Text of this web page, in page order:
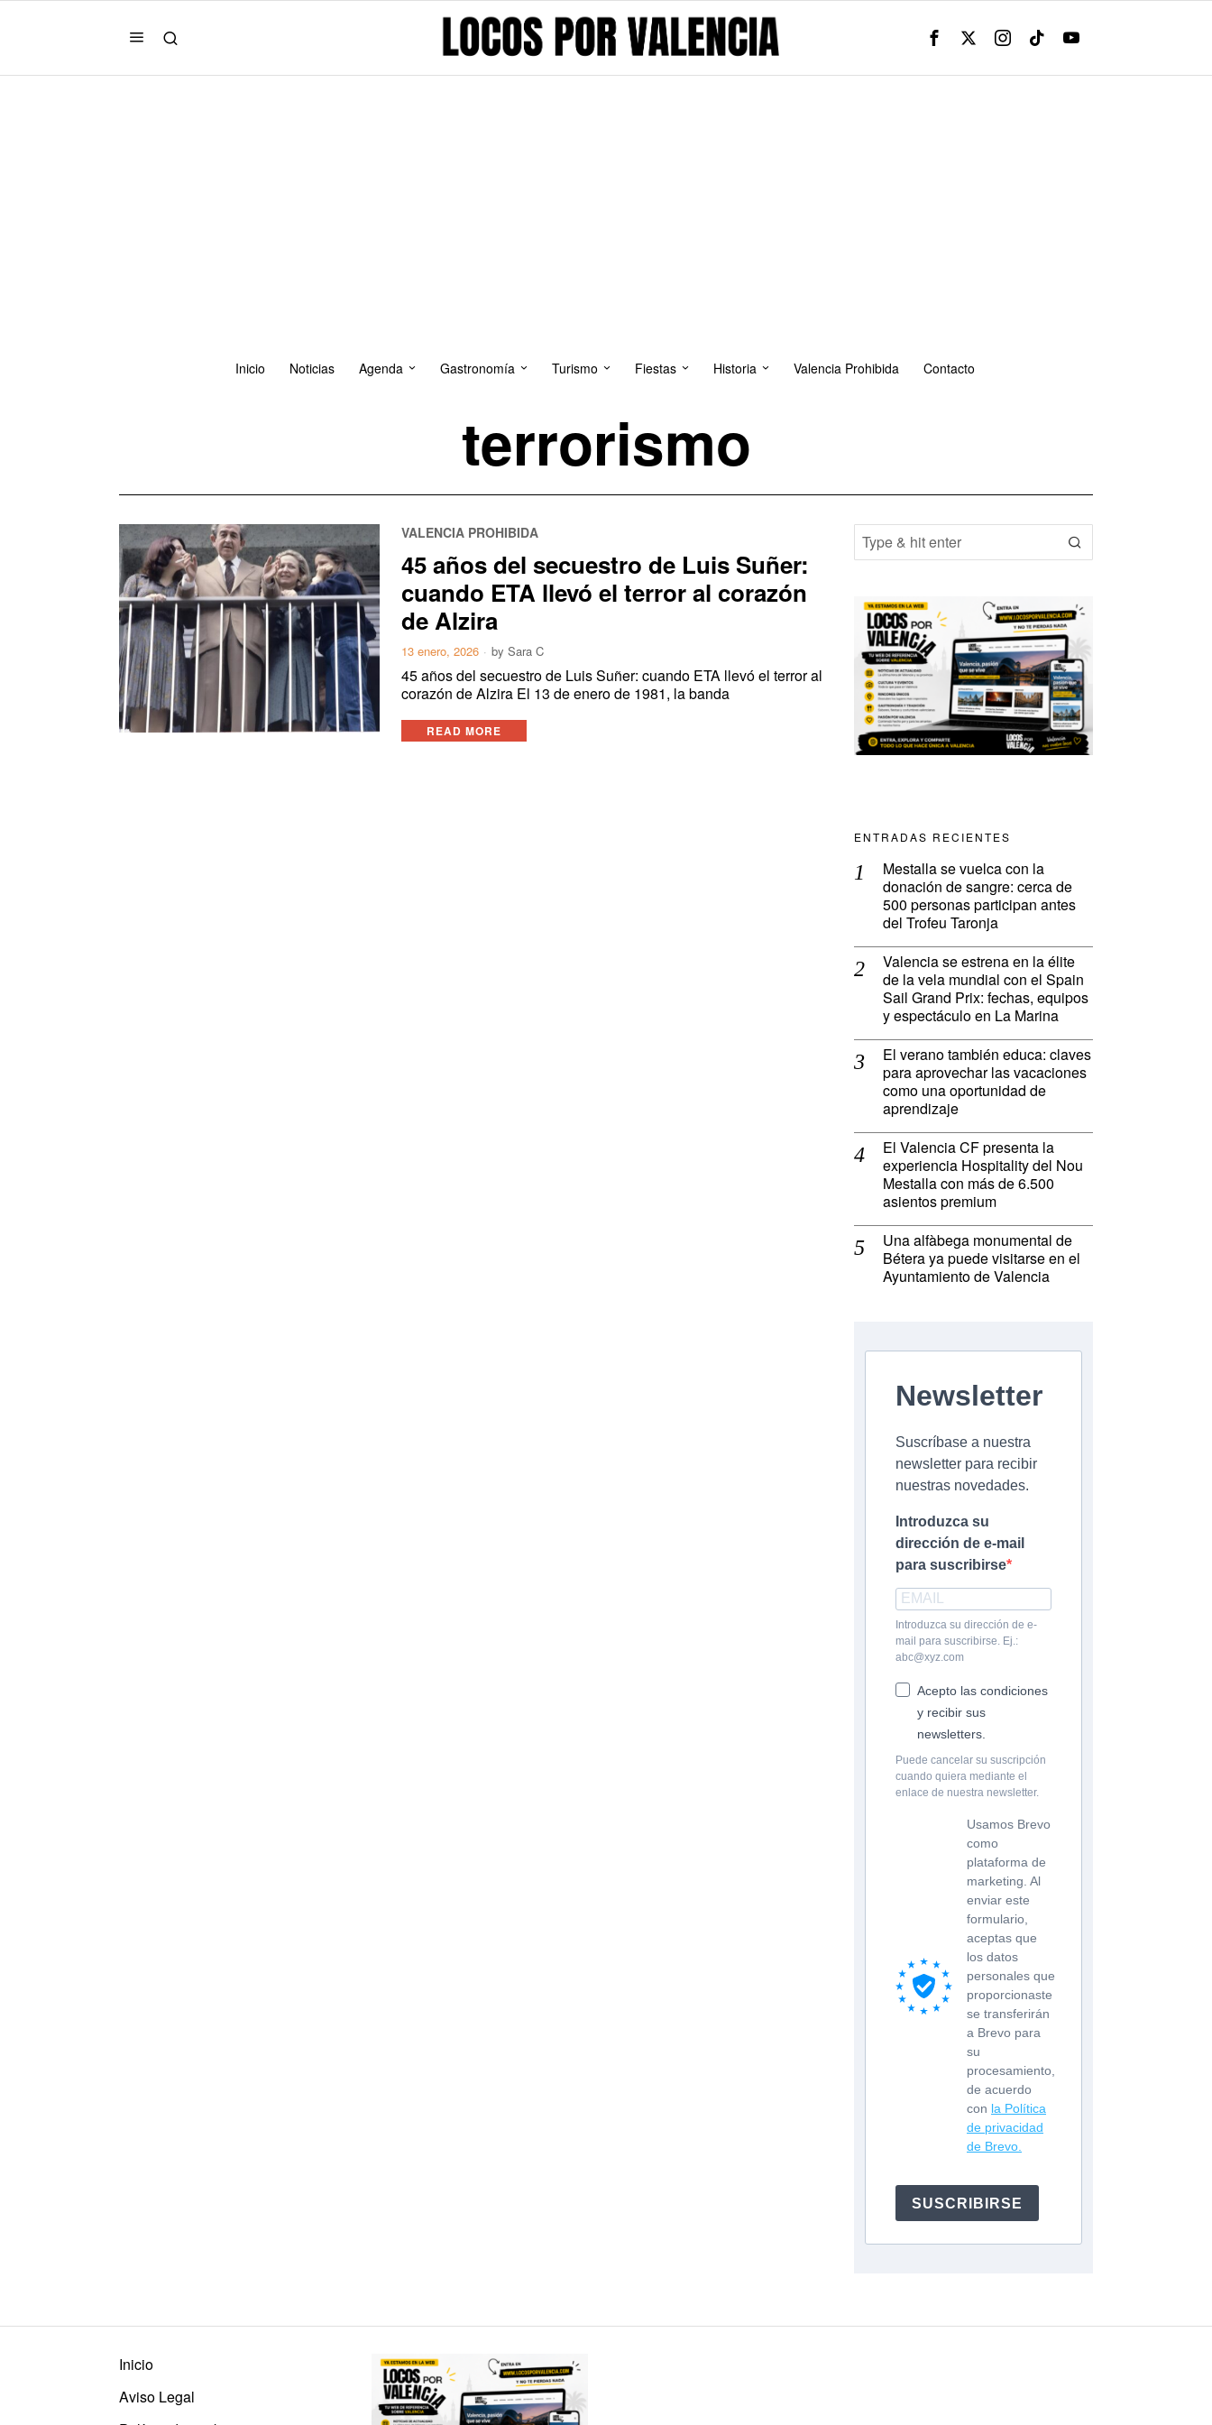
Inicio Noticias Agenda Gastronomía Turismo Fiestas Historia Valencia Prohibida Contacto
terrorismo
VALENCIA PROHIBIDA
45 años del secuestro de Luis Suñer:
cuando ETA llevó el terror al corazón
de Alzira
13 enero, 2026 bySara C
45 años del secuestro de Luis Suñer: cuando ETA llevó el terror al
corazón de Alzira El 13 de enero de 1981, la banda
READ MORE
ENTRADAS RECIENTES
Mestalla se vuelca con la
donación de sangre: cerca de
500 personas participan antes
del Trofeu Taronja
Valencia se estrena en la élite
de la vela mundial con el Spain
Sail Grand Prix: fechas, equipos
y espectáculo en La Marina
El verano también educa: claves
para aprovechar las vacaciones
como una oportunidad de
aprendizaje
El Valencia CF presenta la
experiencia Hospitality del Nou
Mestalla con más de 6.500
asientos premium
Una alfàbega monumental de
Bétera ya puede visitarse en el
Ayuntamiento de Valencia
Newsletter
Suscríbase a nuestra
newsletter para recibir
nuestras novedades.
Introduzca su
dirección de e-mail
para suscribirse
Introduzca su dirección de e-
mail para suscribirse. Ej.:
abc@xyz.com
Acepto las condiciones
y recibir sus
newsletters.
Puede cancelar su suscripción
cuando quiera mediante el
enlace de nuestra newsletter.
Usamos Brevo
como
plataforma de
marketing. Al
enviar este
formulario,
aceptas que
los datos
personales que
proporcionaste
se transferirán
a Brevo para
su
procesamiento,
de acuerdo
con la Política
de privacidad
de Brevo.
SUSCRIBIRSE
Inicio
Aviso Legal